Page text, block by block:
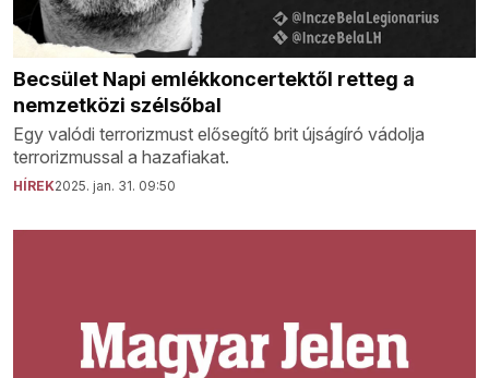
Becsület Napi emlékkoncertektől retteg a
nemzetközi szélsőbal
Egy valódi terrorizmust elősegítő brit újságíró vádolja
terrorizmussal a hazafiakat.
HÍREK2025. jan. 31. 09:50